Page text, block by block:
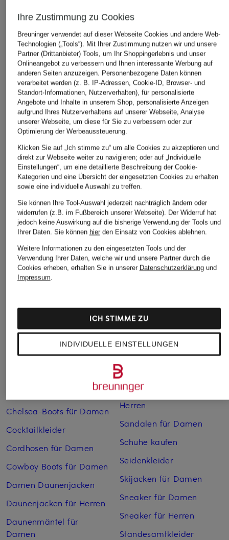
+Aktionsrabatt
POLO RALPH
LAUREN
Hoodie
KIDS
Bestpreis:50,99 €
Ursprünglich:85 €
+Aktionsrabatt
JACK&JONES
Hoodie
KIDS
19,99 €
Bestpreis:
16,99 €
Ursprünglich:39,99 €
+Aktionsrabatt
JACK&JONES
Hoodie
JORNORREBRO
KIDS
Bestpreis:16,99 €
Ursprünglich:
Weitere Kategorien
Abendkleider
Boots für Damen
Braune Stiefel für Damen
Chelsea Boots für Herren
Chelsea-Boots für Damen
Cocktailkleider
Cordhosen für Damen
Cowboy Boots für Damen
Damen Daunenjacken
Daunenjacken für Herren
Daunenmäntel für
Damen
Lederjacken für Damen
Mäntel für Damen
Parkas für Herren
Pullover für Damen
Rollkragenpullover für
Herren
Sandalen für Damen
Schuhe kaufen
Seidenkleider
Skijacken für Damen
Sneaker für Damen
Sneaker für Herren
Standesamtkleider
Ihre Zustimmung zu Cookies
Breuninger verwendet auf dieser Webseite Cookies und andere Web-
Technologien („Tools“). Mit Ihrer Zustimmung nutzen wir und unsere
Partner (Drittanbieter) Tools, um Ihr Shoppingerlebnis und unser
Onlineangebot zu verbessern und Ihnen interessante Werbung auf
anderen Seiten anzuzeigen. Personenbezogene Daten können
verarbeitet werden (z. B. IP-Adressen, Cookie-ID, Browser- und
Standort-Informationen, Nutzerverhalten), für personalisierte
Angebote und Inhalte in unserem Shop, personalisierte Anzeigen
aufgrund Ihres Nutzerverhaltens auf unserer Webseite, Analyse
unserer Webseite, um diese für Sie zu verbessern oder zur
Optimierung der Werbeaussteuerung.
Klicken Sie auf „Ich stimme zu“ um alle Cookies zu akzeptieren und
direkt zur Webseite weiter zu navigieren; oder auf „Individuelle
Einstellungen“, um eine detaillierte Beschreibung der Cookie-
Kategorien und eine Übersicht der eingesetzten Cookies zu erhalten
sowie eine individuelle Auswahl zu treffen.
Sie können Ihre Tool-Auswahl jederzeit nachträglich ändern oder
widerrufen (z.B. im Fußbereich unserer Webseite). Der Widerruf hat
jedoch keine Auswirkung auf die bisherige Verwendung der Tools und
Ihrer Daten. Sie können hierden Einsatz von Cookies ablehnen.
Weitere Informationen zu den eingesetzten Tools und der
Verwendung Ihrer Daten, welche wir und unsere Partner durch die
Cookies erheben, erhalten Sie in unserer Datenschutzerklärungund
Impressum.
INDIVIDUELLE EINSTELLUNGEN
ICH STIMME ZU